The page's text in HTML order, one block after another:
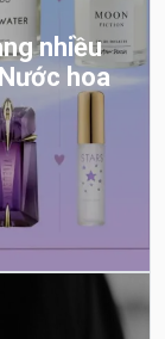
nhiều
hoa